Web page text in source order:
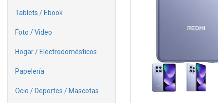
Tablets / Ebook
Foto / Video
Hogar / Electrodomésticos
Papelería
Ocio / Deportes / Mascotas